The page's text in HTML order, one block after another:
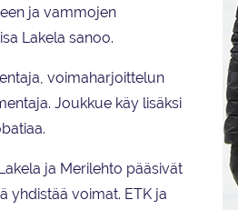
ja vammojen
Lakela sanoo.
voimaharjoittelun
Joukkue käy lisäksi
ja Merilehto pääsivät
yhdistää voimat. ETK ja